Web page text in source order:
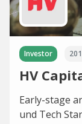
Investor
HV
Early-stage
und Tech